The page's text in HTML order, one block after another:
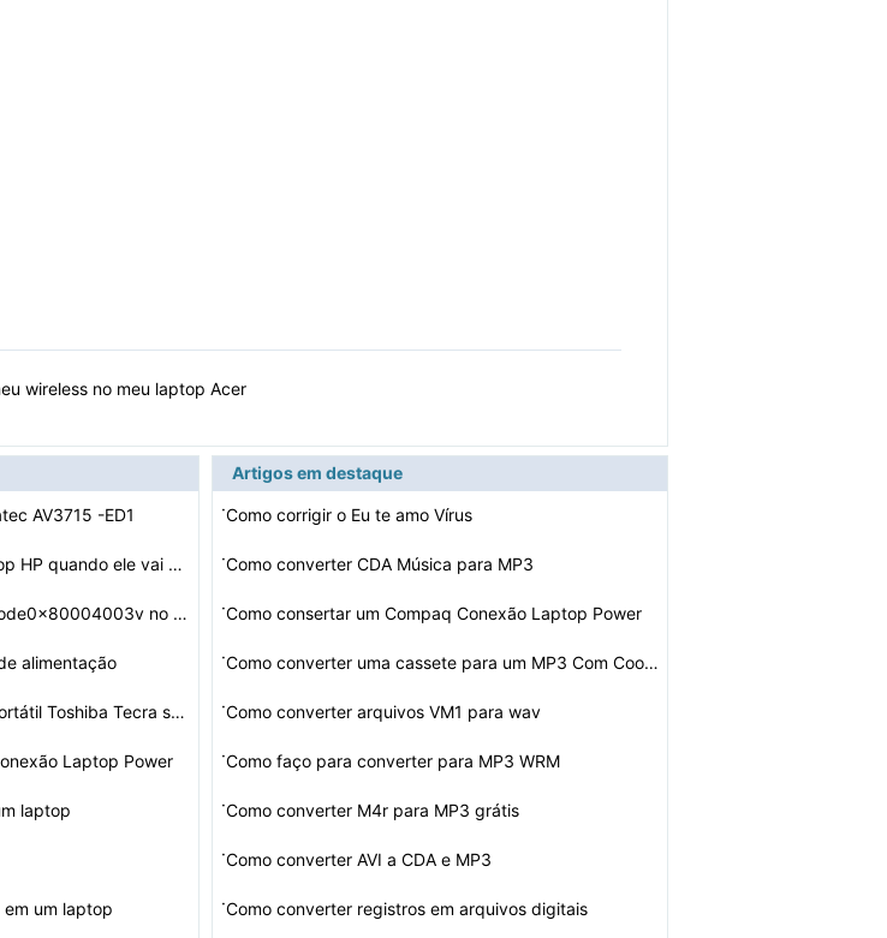
wireless no meu laptop Acer
AV3715 -ED1
Como corrigir uma tela de laptop HP quando ele vai Escu…
Como faço para corrigir erro Code0x80004003v no meu la…
alimentação
Como reparar um adaptador portátil Toshiba Tecra sem f…
Laptop Power
laptop
um laptop
Artigos em destaque
·Como corrigir o Eu te amo Vírus
·Como converter CDA Música para MP3
·Como consertar um Compaq Conexão Laptop Power
· Como converter uma cassete para um MP3 Com Cool Edit Pr…
·Como converter arquivos VM1 para wav
·Como faço para converter para MP3 WRM
·Como converter M4r para MP3 grátis
·Como converter AVI a CDA e MP3
·Como converter registros em arquivos digitais